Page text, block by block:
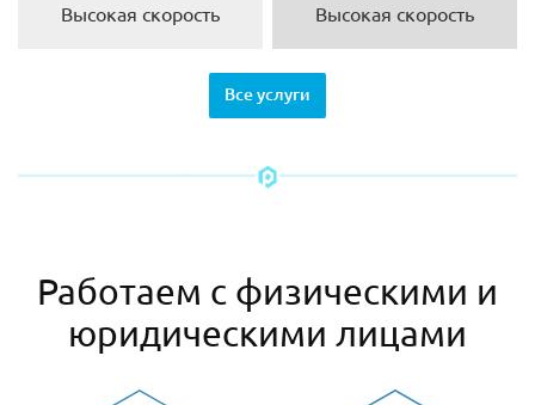
Высокая скорость
Высокая скорость
Все услуги
Работаем с физическими и
юридическими лицами